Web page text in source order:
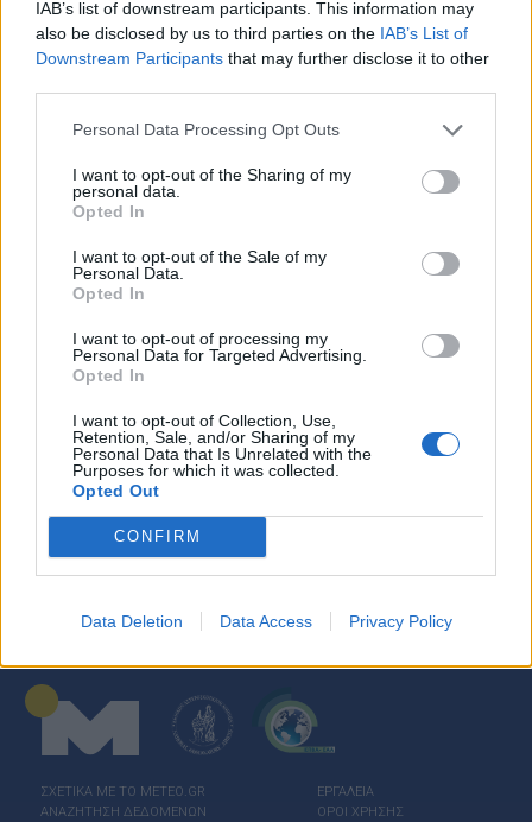
IAB’s list of downstream participants. This information may
also be disclosed by us to third parties on the IAB’s List of
Downstream Participants that may further disclose it to other
Personal Data Processing Opt Outs
I want to opt-out of the Sharing of my
personal data.
Opted In
I want to opt-out of the Sale of my
Personal Data.
Opted In
I want to opt-out of processing my
Personal Data for Targeted Advertising.
Opted In
I want to opt-out of Collection, Use,
Retention, Sale, and/or Sharing of my
Personal Data that Is Unrelated with the
Purposes for which it was collected.
Opted Out
CONFIRM
Data Deletion Data Access Privacy Policy
χάρτες κύματος παραλιών
χάρτες
Φάση: Τελευταίο Τέταρτο
Επόμενη Πανσέληνος:
Παρασκευή, 28 Αυγούστου 2026
ΣΧΕΤΙΚΑ ΜΕ ΤΟ ΜΕΤΕΟ.GR
ΑΝΑΖΗΤΗΣΗ ΔΕΔΟΜΕΝΩΝ
ΕΡΓΑΛΕΙΑ
ΟΡΟΙ ΧΡΗΣΗΣ